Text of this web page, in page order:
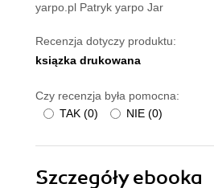
yarpo.pl Patryk yarpo Jar
Recenzja dotyczy produktu:
ksiązka drukowana
Czy recenzja była pomocna:
TAK (0) NIE (0)
Szczegółyebooka